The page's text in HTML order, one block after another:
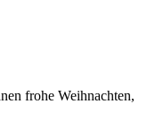
frohe Weihnachten,